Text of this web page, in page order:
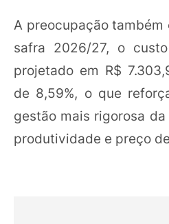
A preocupação também
safra 2026/27, o
projetado em R$
de 8,59%, o que
gestão mais rigorosa
produtividade e preço